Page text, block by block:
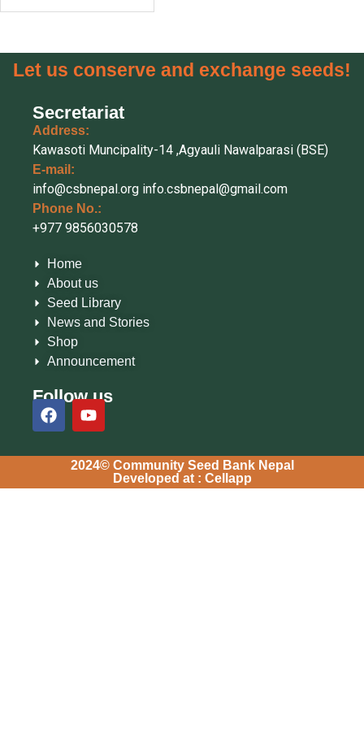
Let us conserve and exchange seeds!
Secretariat
Address:
Kawasoti Muncipality-14 ,Agyauli Nawalparasi (BSE)
E-mail:
info@csbnepal.org info.csbnepal@gmail.com
Phone No.:
+977 9856030578
Home
About us
Seed Library
News and Stories
Shop
Announcement
Follow us
2024© Community Seed Bank Nepal
Developed at : Cellapp